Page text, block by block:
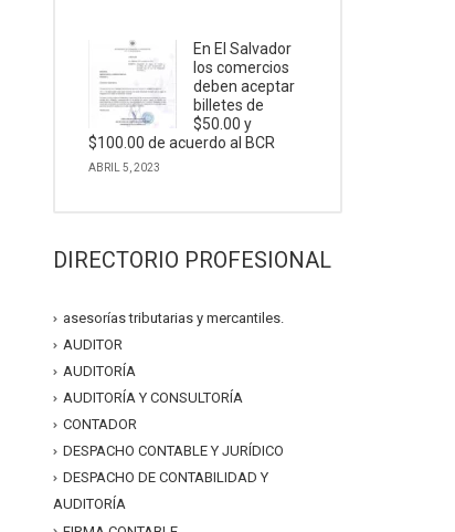
En El Salvador
los comercios
deben aceptar
billetes de
$50.00 y
$100.00 de acuerdo al BCR
ABRIL 5, 2023
DIRECTORIO PROFESIONAL
asesorías tributarias y mercantiles.
AUDITOR
AUDITORÍA
AUDITORÍA Y CONSULTORÍA
CONTADOR
DESPACHO CONTABLE Y JURÍDICO
DESPACHO DE CONTABILIDAD Y
AUDITORÍA